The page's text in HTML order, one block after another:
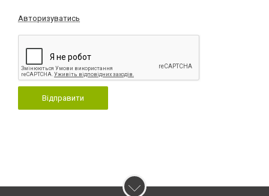
Авторизуватись
Відправити